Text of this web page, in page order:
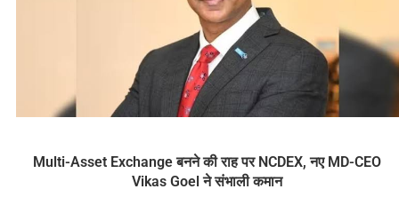
Multi-Asset Exchange बनने की राह पर NCDEX, नए MD-CEO
Vikas Goel ने संभाली कमान